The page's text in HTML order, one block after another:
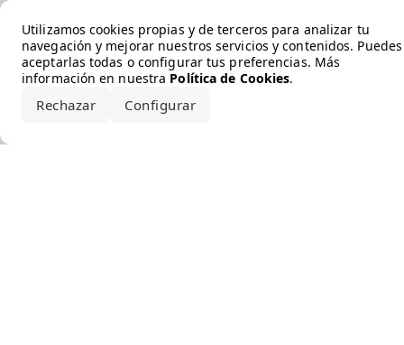
Utilizamos cookies propias y de terceros para analizar tu
navegación y mejorar nuestros servicios y contenidos. Puedes
aceptarlas todas o configurar tus preferencias. Más
información en nuestra Política de Cookies.
Rechazar Configurar
Error loading the brand